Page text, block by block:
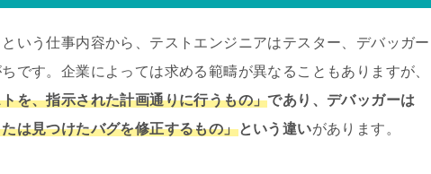
いう仕事内容から、テストエンジニアはテスター、デバッガー
です。企業によっては求める範疇が異なることもありますが、
を、指示された計画通りに行うもの」であり、デバッガーは
は見つけたバグを修正するもの」という違いがあります。